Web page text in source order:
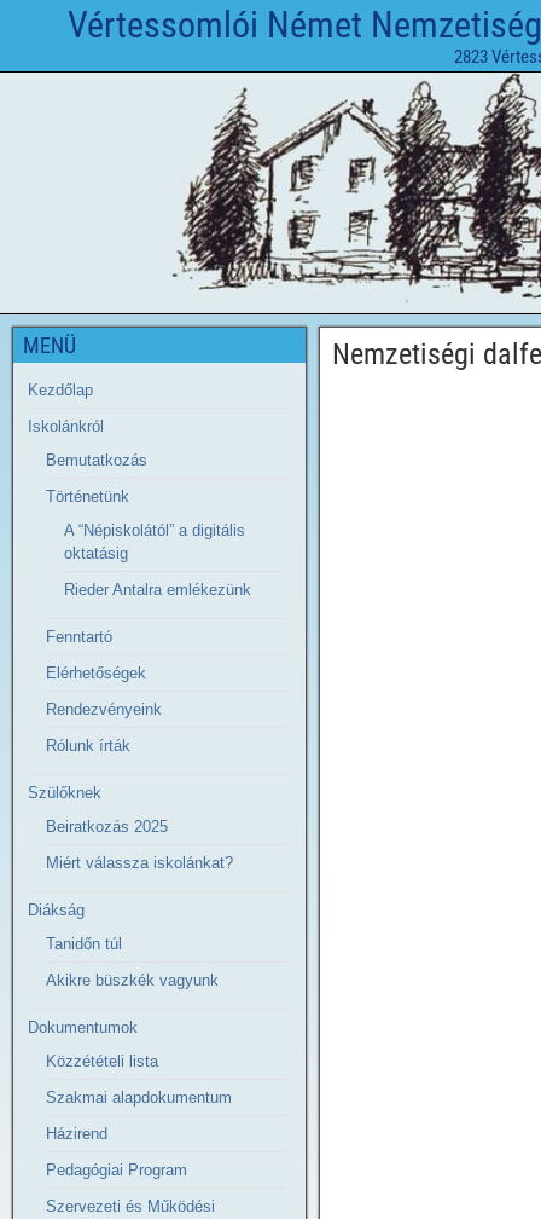
Vértessomlói Német
2823
Nemzetiségi
MENÜ
Kezdőlap
Iskolánkról
Bemutatkozás
Történetünk
A “Népiskolától” a digitális
oktatásig
Rieder Antalra emlékezünk
Fenntartó
Elérhetőségek
Rendezvényeink
Rólunk írták
Szülőknek
Beiratkozás 2025
Miért válassza iskolánkat?
Diákság
Tanidőn túl
Akikre büszkék vagyunk
Dokumentumok
Közzétételi lista
Szakmai alapdokumentum
Házirend
Pedagógiai Program
Szervezeti és Működési